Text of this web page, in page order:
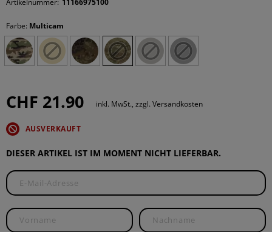
Artikelnummer: 11166975100
Farbe: Multicam
CHF 21.90 inkl. MwSt., zzgl. Versandkosten
AUSVERKAUFT
DIESER ARTIKEL IST IM MOMENT NICHT LIEFERBAR.